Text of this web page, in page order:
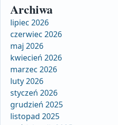
Archiwa
lipiec 2026
czerwiec 2026
maj 2026
kwiecień 2026
marzec 2026
luty 2026
styczeń 2026
grudzień 2025
listopad 2025